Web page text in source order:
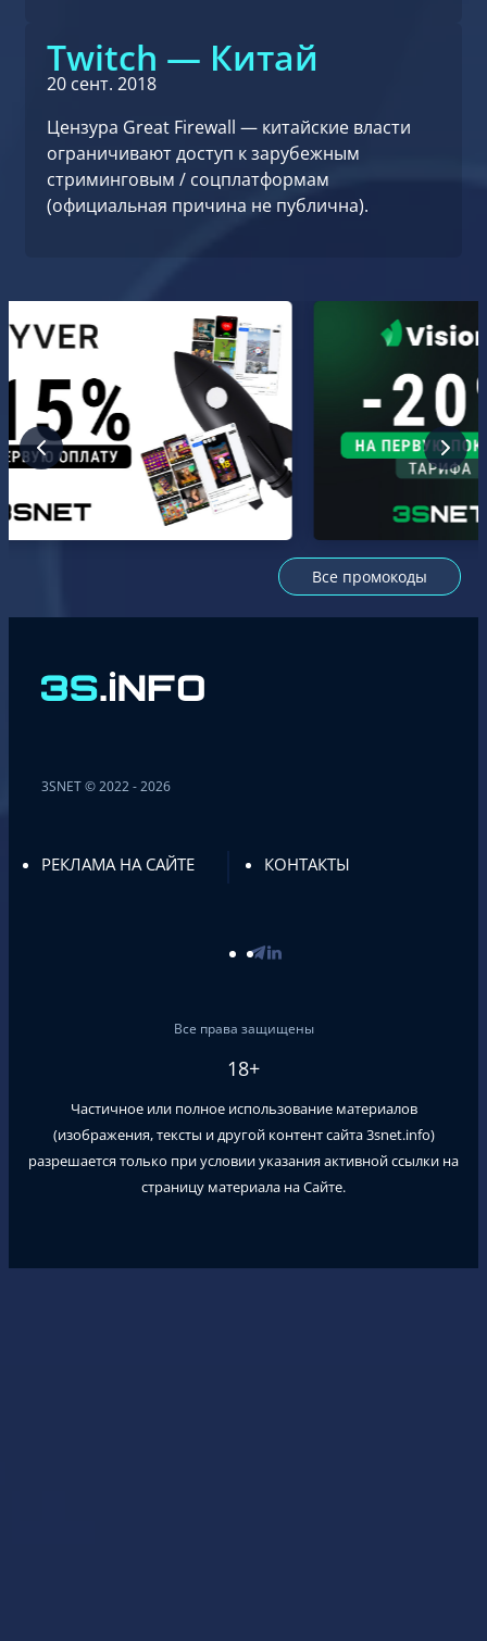
Twitch — Китай
20 сент. 2018
Цензура Great Firewall — китайские власти
ограничивают доступ к зарубежным
стриминговым / соцплатформам
(официальная причина не публична).
Все промокоды
3SNET © 2022 - 2026
РЕКЛАМА НА САЙТЕ КОНТАКТЫ
Все права защищены
18+
Частичное или полное использование материалов
(изображения, тексты и другой контент сайта3snet.info)
разрешается только при условии указания активной ссылки на
страницу материала на Сайте.